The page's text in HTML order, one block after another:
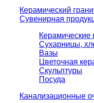
Керамический
Сувенирная
Керамические
Сухарницы,
Вазы
Цветочная
Скульптуры
Посуда
Канализационные